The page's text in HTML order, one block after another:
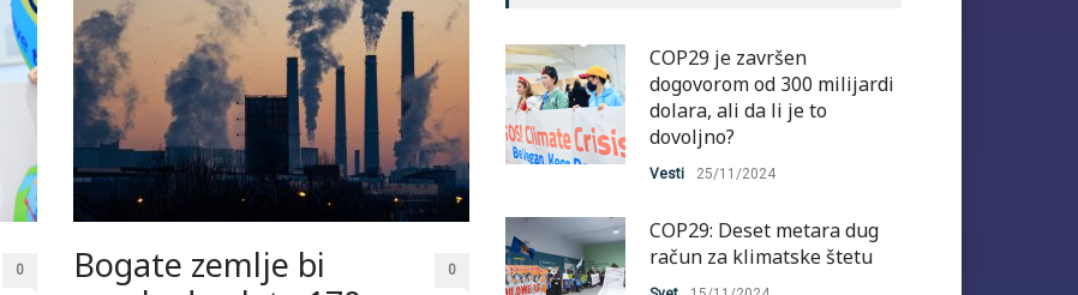
0
Bogate zemlje bi
0
COP29 je završen
dogovorom od 300 milijardi
dolara, ali da li je to
dovoljno?
Vesti 25/11/2024
COP29: Deset metara dug
račun za klimatske štetu